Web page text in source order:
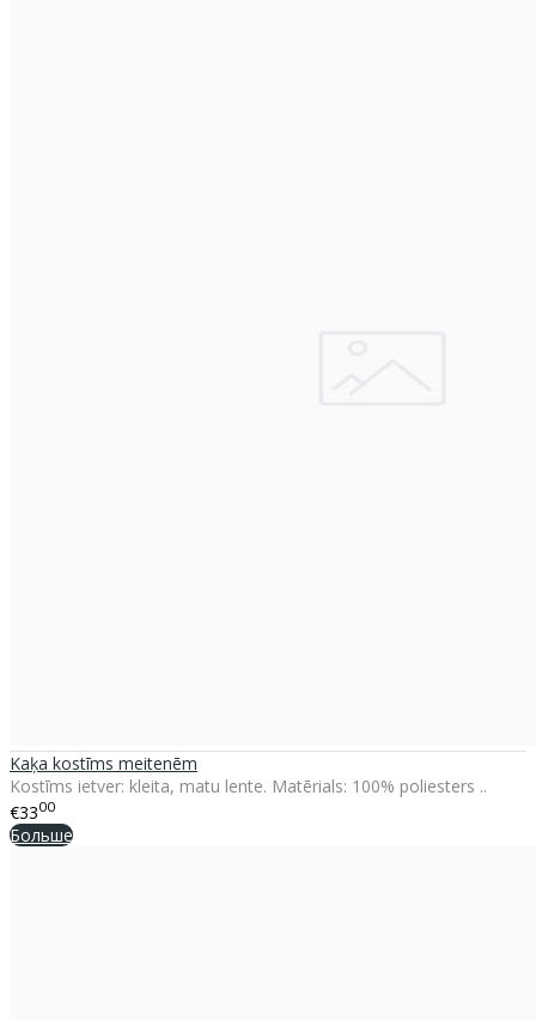
Kaķa kostīms meitenēm
Kostīms ietver: kleita, matu lente. Matērials: 100% poliesters ..
€3300
Больше